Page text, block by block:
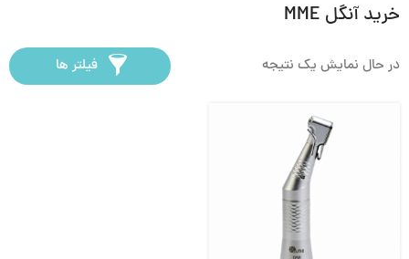
خرید آنگل MME
در حال نمایش یک نتیجه فیلتر ها